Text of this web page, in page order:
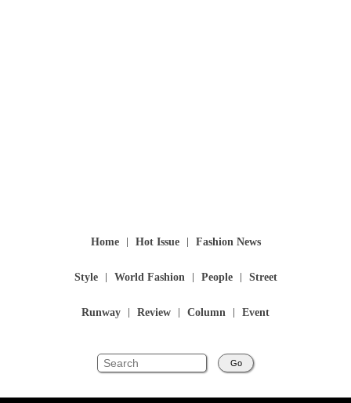
Home Hot Issue Fashion News
Style World Fashion People Street
Runway Review Column Event
Go